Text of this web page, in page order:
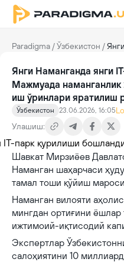
Paradigma /Ўзбекистон /Янги
Янги Наманганда янги
Мажмуада наманганлик
иш ўринлари яратилиш
Ўзбекистон 23.06.2026, 16:05
Улашиш:
Шавкат Мирзиёев
Наманган шаҳарчаси
тамал тоши қўйиш
Наманган вилояти
мингдан ортиғини ёшлар
ижтимоий-иқтисодий
Экспертлар
салоҳиятини 10